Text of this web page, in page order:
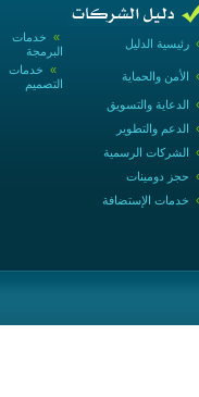
» خدمات
البرمجة
رئيسية الدليل
» خدمات
التصميم
الأمن والحماية
الدعاية والتسويق
الدعم والتطوير
الشركات الرسمية
حجز دومينات
خدمات الإستضافة